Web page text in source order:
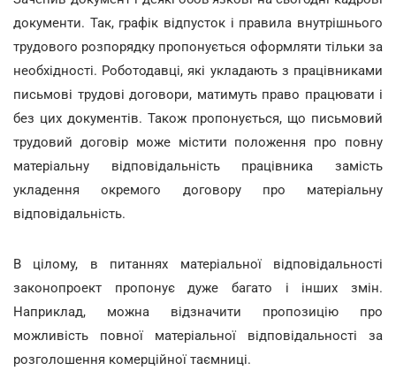
документи. Так, графік відпусток і правила внутрішнього
трудового розпорядку пропонується оформляти тільки за
необхідності. Роботодавці, які укладають з працівниками
письмові трудові договори, матимуть право працювати і
без цих документів. Також пропонується, що письмовий
трудовий договір може містити положення про повну
матеріальну відповідальність працівника замість
укладення окремого договору про матеріальну
відповідальність.
В цілому, в питаннях матеріальної відповідальності
законопроект пропонує дуже багато і інших змін.
Наприклад, можна відзначити пропозицію про
можливість повної матеріальної відповідальності за
розголошення комерційної таємниці.